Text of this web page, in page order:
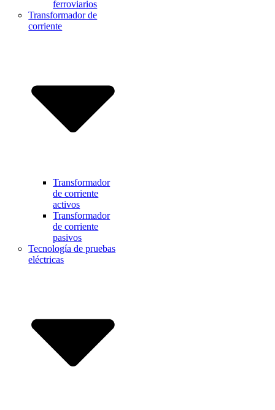
ferroviarios
Transformador de
corriente
Transformador
de corriente
activos
Transformador
de corriente
pasivos
Tecnología de pruebas
eléctricas